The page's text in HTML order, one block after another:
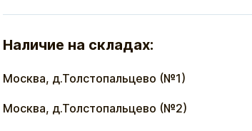
Наличие на складах:
Москва, д.Толстопальцево (№1)
Москва, д.Толстопальцево (№2)